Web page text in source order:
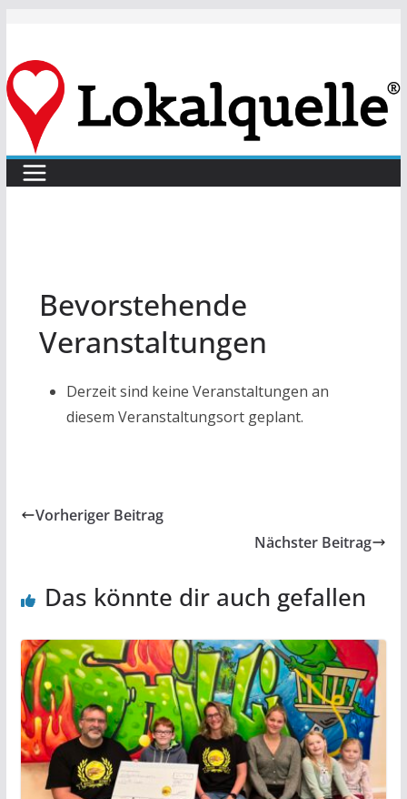
springen
Bevorstehende
Veranstaltungen
Derzeit sind keine Veranstaltungen an
diesem Veranstaltungsort geplant.
Vorheriger Beitrag
Nächster Beitrag
Das könnte dir auch gefallen